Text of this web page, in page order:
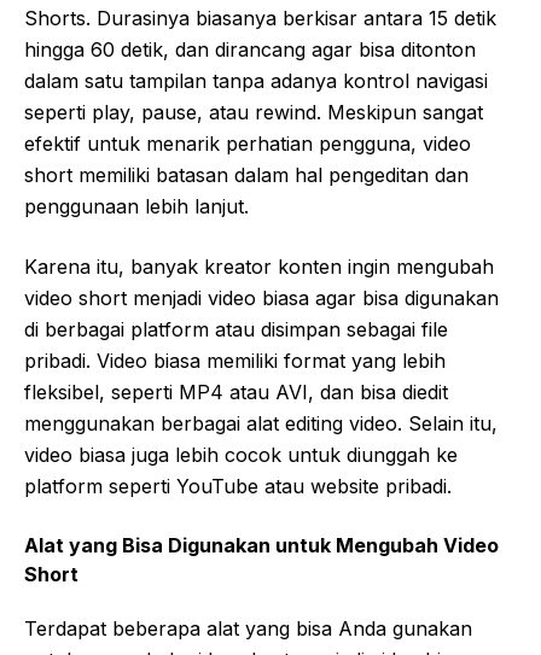
Shorts. Durasinya biasanya berkisar antara 15 detik
hingga 60 detik, dan dirancang agar bisa ditonton
dalam satu tampilan tanpa adanya kontrol navigasi
seperti play, pause, atau rewind. Meskipun sangat
efektif untuk menarik perhatian pengguna, video
short memiliki batasan dalam hal pengeditan dan
penggunaan lebih lanjut.
Karena itu, banyak kreator konten ingin mengubah
video short menjadi video biasa agar bisa digunakan
di berbagai platform atau disimpan sebagai file
pribadi. Video biasa memiliki format yang lebih
fleksibel, seperti MP4 atau AVI, dan bisa diedit
menggunakan berbagai alat editing video. Selain itu,
video biasa juga lebih cocok untuk diunggah ke
platform seperti YouTube atau website pribadi.
Alat yang Bisa Digunakan untuk Mengubah Video
Short
Terdapat beberapa alat yang bisa Anda gunakan